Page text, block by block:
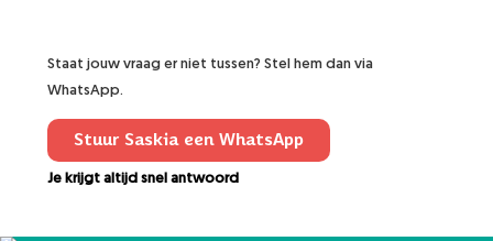
Staat jouw vraag er niet tussen? Stel hem dan via
WhatsApp.
Stuur Saskia een WhatsApp
Je krijgt altijd snel antwoord